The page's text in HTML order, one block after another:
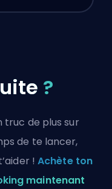
?
truc de plus sur
de te lancer,
!Achète ton
maintenant